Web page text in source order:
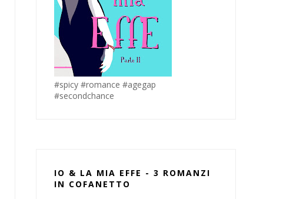
#spicy #romance #agegap
#secondchance
IO & LA MIA EFFE - 3 ROMANZI
IN COFANETTO